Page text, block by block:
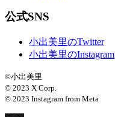
公式SNS
小出美里のTwitter
小出美里のInstagram
©小出美里
© 2023 X Corp.
© 2023 Instagram from Meta